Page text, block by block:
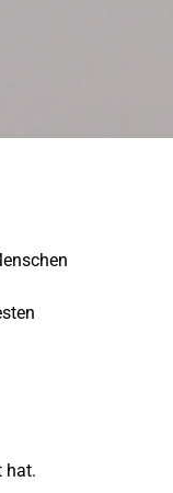
hat.